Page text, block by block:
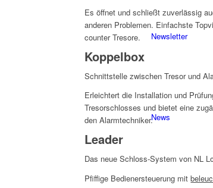
Newsletter
News
Es öffnet und schließt zuverlässig
anderen Problemen. Einfachste
counter Tresore.
Koppelbox
Schnittstelle zwischen Tresor und
Erleichtert die Installation und
Tresorschlosses und bietet eine
den Alarmtechniker.
Leader
Das neue Schloss-System von NL
Pfiffige Bedienersteuerung mit